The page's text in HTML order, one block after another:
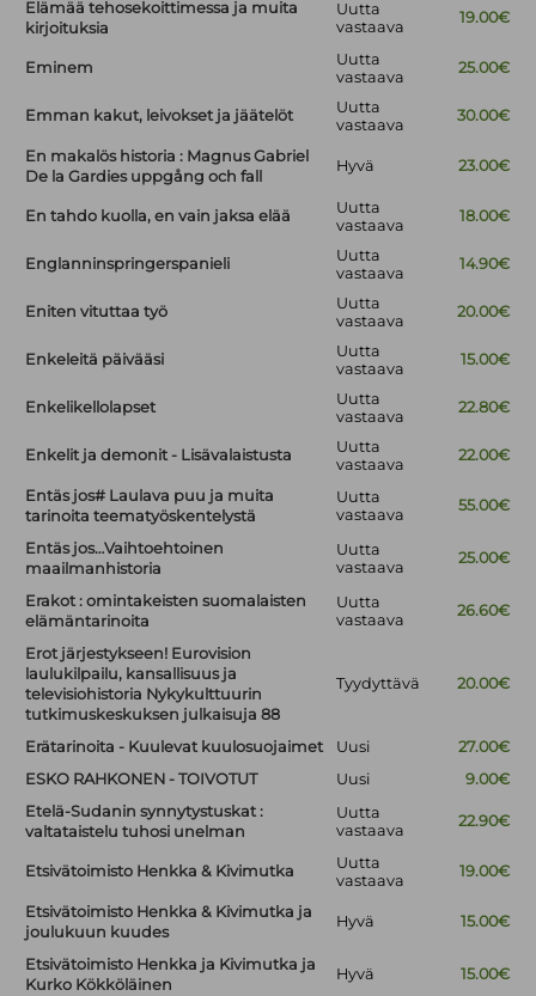
Elämää tehosekoittimessa ja muita
kirjoituksia
Uutta
vastaava
19.00€
Eminem
Uutta
vastaava
25.00€
Emman kakut, leivokset ja jäätelöt
Uutta
vastaava
30.00€
En makalös historia : Magnus Gabriel
De la Gardies uppgång och fall
Hyvä 23.00€
En tahdo kuolla, en vain jaksa elää
Uutta
vastaava
18.00€
Englanninspringerspanieli
Uutta
vastaava
14.90€
Eniten vituttaa työ
Uutta
vastaava
20.00€
Enkeleitä päivääsi
Uutta
vastaava
15.00€
Enkelikellolapset
Uutta
vastaava
22.80€
Enkelit ja demonit - Lisävalaistusta
Uutta
vastaava
22.00€
Entäs jos# Laulava puu ja muita
tarinoita teematyöskentelystä
Uutta
vastaava
55.00€
Entäs jos…Vaihtoehtoinen
maailmanhistoria
Uutta
vastaava
25.00€
Erakot : omintakeisten suomalaisten
elämäntarinoita
Uutta
vastaava
26.60€
Erot järjestykseen! Eurovision
laulukilpailu, kansallisuus ja
televisiohistoria Nykykulttuurin
tutkimuskeskuksen julkaisuja 88
Tyydyttävä 20.00€
Erätarinoita - Kuulevat kuulosuojaimet Uusi
27.00€
ESKO RAHKONEN - TOIVOTUT
Uusi
9.00€
Etelä-Sudanin synnytystuskat :
valtataistelu tuhosi unelman
Uutta
vastaava
22.90€
Etsivätoimisto Henkka & Kivimutka
Uutta
vastaava
19.00€
Etsivätoimisto Henkka & Kivimutka ja
joulukuun kuudes
Hyvä 15.00€
Etsivätoimisto Henkka ja Kivimutka ja
Kurko Kökköläinen
Hyvä 15.00€